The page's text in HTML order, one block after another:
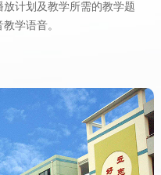
计划及教学所需的教学题
学语音。